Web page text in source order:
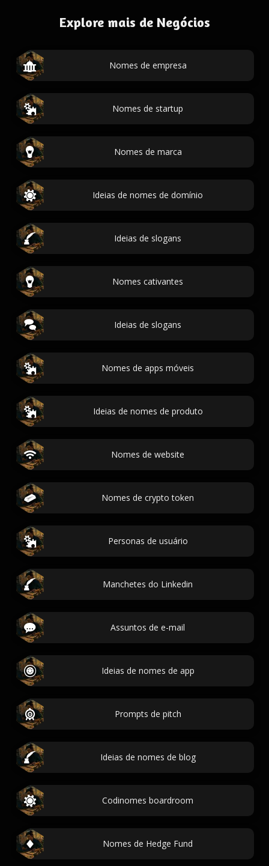
Explore mais de Negócios
Nomes de empresa
Nomes de startup
Nomes de marca
Ideias de nomes de domínio
Ideias de slogans
Nomes cativantes
Ideias de slogans
Nomes de apps móveis
Ideias de nomes de produto
Nomes de website
Nomes de crypto token
Personas de usuário
Manchetes do Linkedin
Assuntos de e-mail
Ideias de nomes de app
Prompts de pitch
Ideias de nomes de blog
Codinomes boardroom
Nomes de Hedge Fund